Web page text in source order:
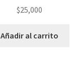
$25,000
Añadir al carrito